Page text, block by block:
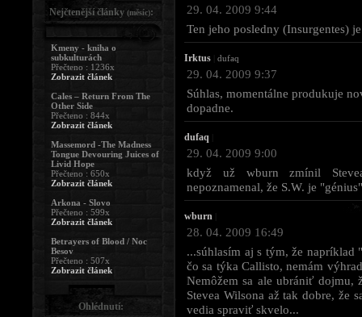
29. 04. 2009 9:44
Ten jeho posledny (Insurgentes)
Irktus dufaq
29. 04. 2009 9:37
Súhlas, momentálne produkuje
dopadne.
dufaq
29. 04. 2009 9:00
když už wburn zmínil
nepoznamenal, že S.W. je
wburn
28. 04. 2009 16:49
...súhlasím aj s tým, že
čo sa týka Callisto, nemám
Nemôžem sa ale ubrániť dojmu,
Stevea Wilsona až tak dobre, že
vedia spraviť skvelo...
Nejčtenější články (měsíc):
Kmeny - kniha o
subkulturách
Přečteno : 1236x
Zobrazit článek
Cales – Return From The
Other Side
Přečteno : 844x
Zobrazit článek
Massemord -The Madness
Tongue Devouring Juices of
Livid Hope
Přečteno : 650x
Zobrazit článek
Arkona - Slovo
Přečteno : 599x
Zobrazit článek
Betrayers of Blood / Noc
Besov
Přečteno : 507x
Zobrazit článek
Ohlédnutí: